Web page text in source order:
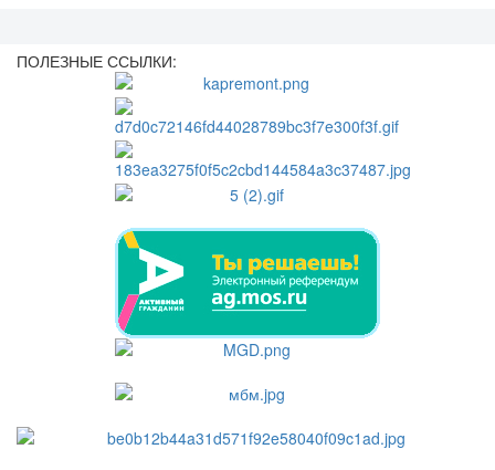
ПОЛЕЗНЫЕ ССЫЛКИ: